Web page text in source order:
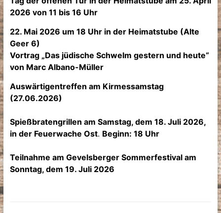
2026 von 11 bis 16 Uhr
22. Mai 2026 um 18 Uhr in der Heimatstube (Alte
Geer 6)
Vortrag „Das jüdische Schwelm gestern und heute“
von Marc Albano-Müller
Auswärtigentreffen am Kirmessamstag
(27.06.2026)
Spießbratengrillen am Samstag, dem 18. Juli 2026,
in der Feuerwache Ost. Beginn: 18 Uhr
Teilnahme am Gevelsberger Sommerfestival am
Sonntag, dem 19. Juli 2026